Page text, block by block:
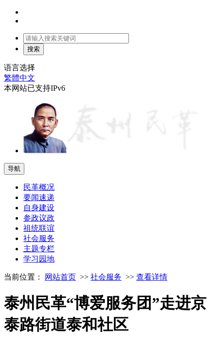
语言选择
繁體中文
本网站已支持IPv6
导航
民革概况
要闻速递
自身建设
参政议政
祖统联谊
社会服务
主题专栏
学习园地
当前位置： 网站首页 >> 社会服务 >> 查看详情
泰州民革“博爱服务团”走进京
泰路街道泰和社区